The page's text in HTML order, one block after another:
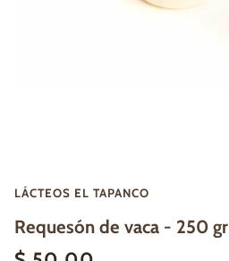
LÁCTEOS EL TAPANCO
Requesón de vaca - 250 gr